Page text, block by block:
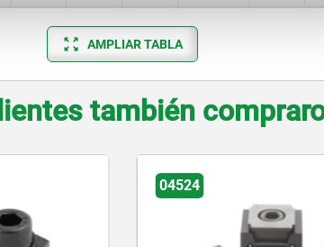
AMPLIAR TABLA
también
04526